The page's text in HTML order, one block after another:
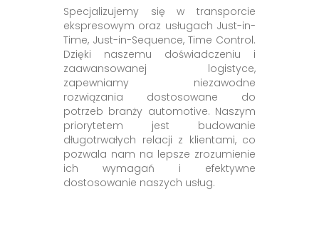
Specjalizujemy się w transporcie
ekspresowym oraz usługach Just-in-
Time, Just-in-Sequence, Time Control.
Dzięki naszemu doświadczeniu i
zaawansowanej logistyce,
zapewniamy niezawodne
rozwiązania dostosowane do
potrzeb branży automotive. Naszym
priorytetem jest budowanie
długotrwałych relacji z klientami, co
pozwala nam na lepsze zrozumienie
ich wymagań i efektywne
dostosowanie naszych usług.